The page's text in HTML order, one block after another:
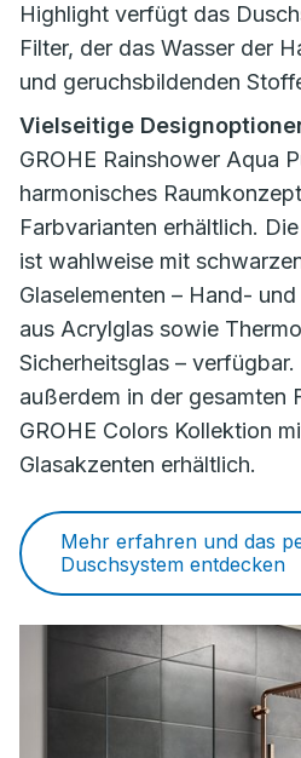
Highlight verfügt das
Filter, der das Wasser der
und geruchsbildenden
Vielseitige
GROHE Rainshower Aqua
harmonisches
Farbvarianten erhältlich.
ist wahlweise mit
Glaselementen – Hand-
aus Acrylglas sowie
Sicherheitsglas –
außerdem in der gesamten
GROHE Colors Kollektion
Glasakzenten erhältlich.
Mehr erfahren und das
Duschsystem entdecken